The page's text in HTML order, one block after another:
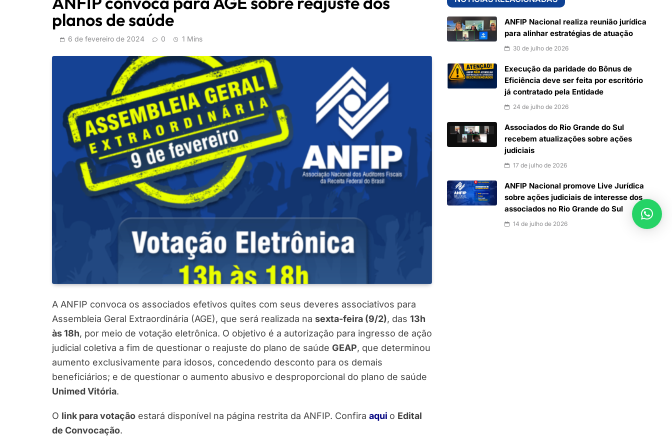
planos de saúde
6 de fevereiro de 2024 0 1 Mins
A ANFIP convoca os associados efetivos quites com seus deveres associativos para
Assembleia Geral Extraordinária (AGE), que será realizada na sexta-feira (9/2), das 13h
às 18h, por meio de votação eletrônica. O objetivo é a autorização para ingresso de ação
judicial coletiva a fim de questionar o reajuste do plano de saúde GEAP, que determinou
aumento exclusivamente para idosos, concedendo desconto para os demais
beneficiários; e de questionar o aumento abusivo e desproporcional do plano de saúde
Unimed Vitória.
O link para votação estará disponível na página restrita da ANFIP. Confira aqui o Edital
de Convocação.
ANFIP Nacional realiza reunião jurídica
para alinhar estratégias de atuação
30 de julho de 2026
Execução da paridade do Bônus de
Eficiência deve ser feita por escritório
já contratado pela Entidade
24 de julho de 2026
Associados do Rio Grande do Sul
recebem atualizações sobre ações
judiciais
17 de julho de 2026
ANFIP Nacional promove Live Jurídica
sobre ações judiciais de interesse dos
associados no Rio Grande do Sul
14 de julho de 2026